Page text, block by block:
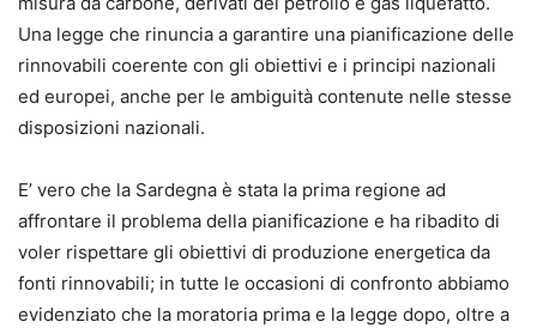
Una legge che rinuncia a garantire una pianificazione delle
rinnovabili coerente con gli obiettivi e i principi nazionali
ed europei, anche per le ambiguità contenute nelle stesse
disposizioni nazionali.
E’ vero che la Sardegna è stata la prima regione ad
affrontare il problema della pianificazione e ha ribadito di
voler rispettare gli obiettivi di produzione energetica da
fonti rinnovabili; in tutte le occasioni di confronto abbiamo
evidenziato che la moratoria prima e la legge dopo, oltre a